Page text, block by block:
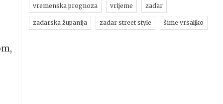
vremenska prognoza vrijeme zadar
zadarska županija zadar street style šime vrsaljko